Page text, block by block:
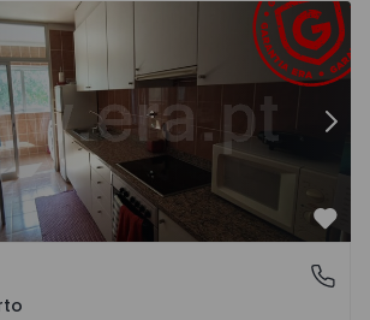
Pedrouços - 1575536 - 9